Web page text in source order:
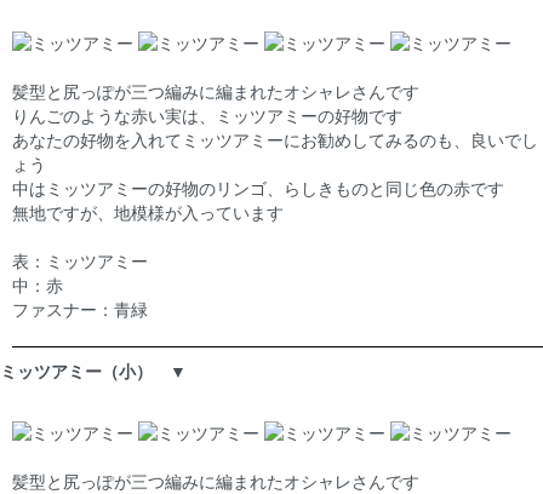
髪型と尻っぽが三つ編みに編まれたオシャレさんです
りんごのような赤い実は、ミッツアミーの好物です
あなたの好物を入れてミッツアミーにお勧めしてみるのも、良いでし
ょう
中はミッツアミーの好物のリンゴ、らしきものと同じ色の赤です
無地ですが、地模様が入っています
表：ミッツアミー
中：赤
ファスナー：青緑
ミッツアミー（小） ▼
髪型と尻っぽが三つ編みに編まれたオシャレさんです